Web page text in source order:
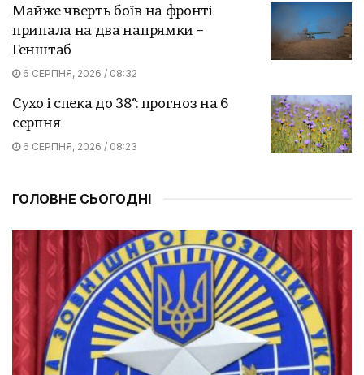
Майже чверть боїв на фронті
припала на два напрямки –
Генштаб
6 СЕРПНЯ, 2026 / 08:32
Сухо і спека до 38°: прогноз на 6
серпня
6 СЕРПНЯ, 2026 / 08:23
ГОЛОВНЕ СЬОГОДНІ